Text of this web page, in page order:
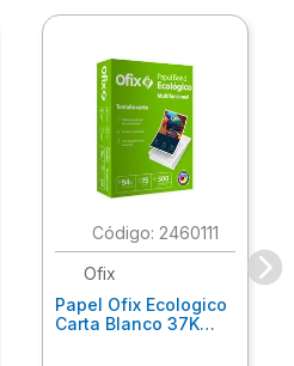
: 2460111
Ofix
Papel Ofix Ecologico
Carta Blanco 37K